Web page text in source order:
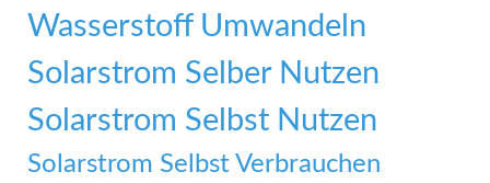
Wasserstoff Umwandeln
Solarstrom Selber Nutzen
Solarstrom Selbst Nutzen
Solarstrom Selbst Verbrauchen